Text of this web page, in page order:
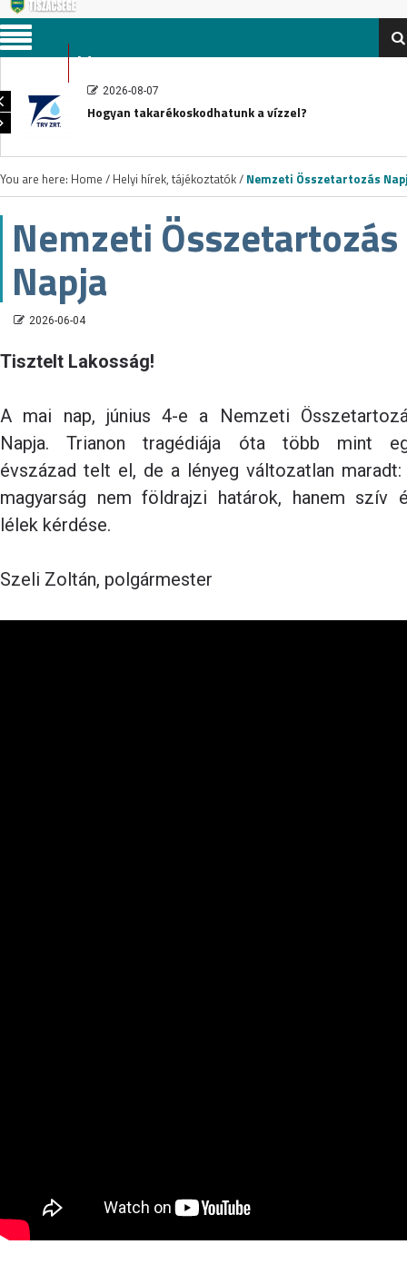
Menu
2026-08-07
Hogyan takarékoskodhatunk a vízzel?
You are here: Home / Helyi hírek, tájékoztatók/ Nemzeti Összetartozás
Nemzeti Összetartozás
Napja
2026-06-04
Tisztelt Lakosság!
A mai nap, június 4-e a Nemzeti
Napja. Trianon tragédiája óta több mint
évszázad telt el, de a lényeg változatlan maradt:
magyarság nem földrajzi határok, hanem szív
lélek kérdése.
Szeli Zoltán, polgármester